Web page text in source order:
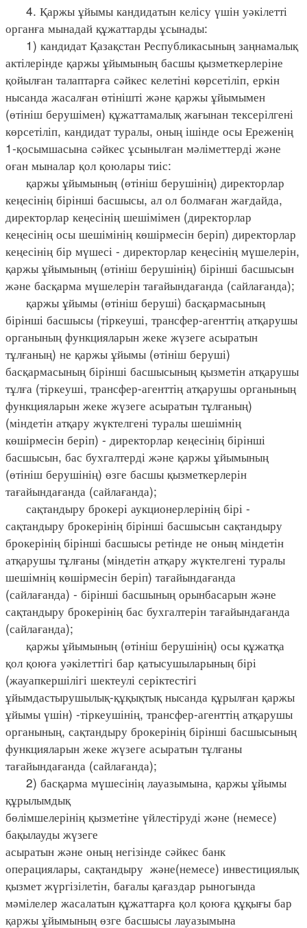
4. Қаржы ұйымы кандидатын келісу үшін уәкілетті
органға мынадай құжаттарды ұсынады:
1) кандидат Қазақстан Республикасының заңнамалық
актілерінде қаржы ұйымының басшы қызметкерлеріне
қойылған талаптарға сәйкес келетіні көрсетіліп, еркін
нысанда жасалған өтінішті және қаржы ұйымымен
(өтініш берушімен) құжаттамалық жағынан тексерілгені
көрсетіліп, кандидат туралы, оның ішінде осы Ереженің
1-қосымшасына сәйкес ұсынылған мәліметтерді және
оған мыналар қол қоюлары тиіс:
қаржы ұйымының (өтініш берушінің) директорлар
кеңесінің бірінші басшысы, ал ол болмаған жағдайда,
директорлар кеңесінің шешімімен (директорлар
кеңесінің осы шешімінің көшірмесін беріп) директорлар
кеңесінің бір мүшесі - директорлар кеңесінің мүшелерін,
қаржы ұйымының (өтініш берушінің) бірінші басшысын
және басқарма мүшелерін тағайындағанда (сайлағанда);
қаржы ұйымы (өтініш беруші) басқармасының
бірінші басшысы (тіркеуші, трансфер-агенттің атқарушы
органының функцияларын жеке жүзеге асыратын
тұлғаның) не қаржы ұйымы (өтініш беруші)
басқармасының бірінші басшысының қызметін атқарушы
тұлға (тіркеуші, трансфер-агенттің атқарушы органының
функцияларын жеке жүзеге асыратын тұлғаның)
(міндетін атқару жүктелгені туралы шешімнің
көшірмесін беріп) - директорлар кеңесінің бірінші
басшысын, бас бухгалтерді және қаржы ұйымының
(өтініш берушінің) өзге басшы қызметкерлерін
тағайындағанда (сайлағанда);
сақтандыру брокері аукционерлерінің бірі -
сақтандыру брокерінің бірінші басшысын сақтандыру
брокерінің бірінші басшысы ретінде не оның міндетін
атқарушы тұлғаны (міндетін атқару жүктелгені туралы
шешімнің көшірмесін беріп) тағайындағанда
(сайлағанда) - бірінші басшының орынбасарын және
сақтандыру брокерінің бас бухгалтерін тағайындағанда
(сайлағанда);
қаржы ұйымының (өтініш берушінің) осы құжатқа
қол қоюға уәкілеттігі бар қатысушыларының бірі
(жауапкершілігі шектеулі серіктестігі
ұйымдастырушылық-құқықтық нысанда құрылған қаржы
ұйымы үшін) -тіркеушінің, трансфер-агенттің атқарушы
органының, сақтандыру брокерінің бірінші басшысының
функцияларын жеке жүзеге асыратын тұлғаны
тағайындағанда (сайлағанда);
2) басқарма мүшесінің лауазымына, қаржы ұйымы
құрылымдық
бөлімшелерінің қызметіне үйлестіруді және (немесе)
бақылауды жүзеге
асыратын және оның негізінде сәйкес банк
операциялары, сақтандыру және(немесе) инвестициялық
қызмет жүргізілетін, бағалы қағаздар рыногында
мәмілелер жасалатын құжаттарға қол қоюға құқығы бар
қаржы ұйымының өзге басшысы лауазымына